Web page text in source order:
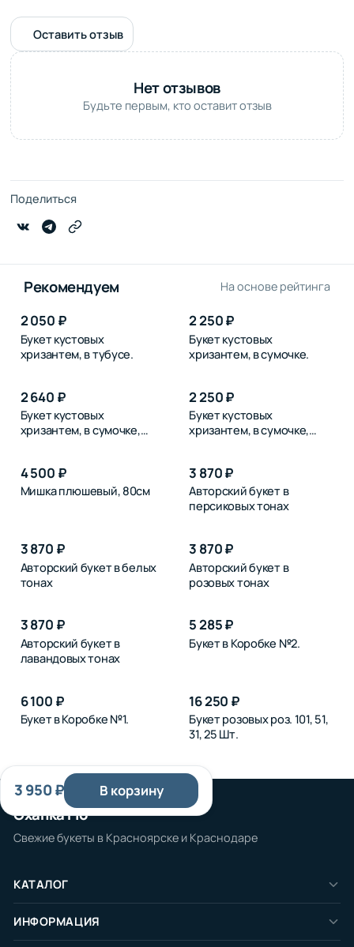
Оставить отзыв
Нет отзывов
Будьте первым, кто оставит отзыв
Поделиться
Рекомендуем На основе рейтинга
2 050 ₽
Букет кустовых
хризантем, в тубусе.
2 250 ₽
Букет кустовых
хризантем, в сумочке.
2 640 ₽
Букет кустовых
хризантем, в сумочке,
2 250 ₽
Букет кустовых
хризантем, в сумочке,
4 500 ₽
Мишка плюшевый, 80см
3 870 ₽
Авторский букет в
персиковых тонах
3 870 ₽
Авторский букет в белых
тонах
3 870 ₽
Авторский букет в
розовых тонах
3 870 ₽
Авторский букет в
лавандовых тонах
5 285 ₽
Букет в Коробке №2.
6 100 ₽
Букет в Коробке №1.
16 250 ₽
Букет розовых роз. 101, 51,
31, 25 Шт.
3 950 ₽ В корзину
Охапка Flo
Свежие букеты в Красноярске и Краснодаре
КАТАЛОГ
Розы
ИНФОРМАЦИЯ